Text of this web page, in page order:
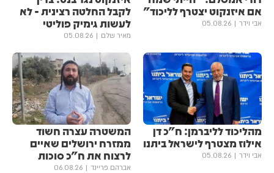
אם איזנקוט יצטרף לליכוד"
אבי וידר 05.08.26
לקבל החלטה רצינית - לא
לעשות גימיק פוליטי
מאיר שלם 05.08.26
מהליכוד לליברמן: ח"כ דן
אילוז מצטרף לישראל ביתנו
אבי וידר 05.08.26
המשטרה עצרה חשוד
ממזרח ירושלים שאיים
לרצוח את ח"כ סוכות
אברהם פריינד 06.08.26